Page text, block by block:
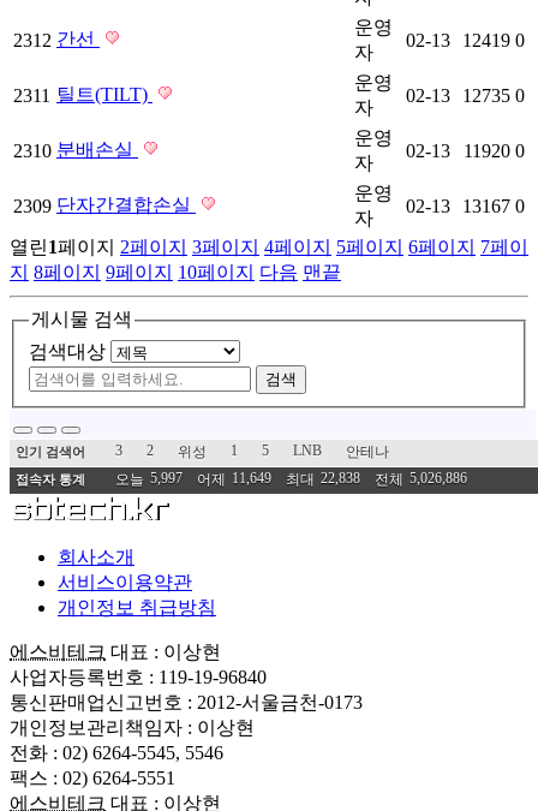
2312 간선
운영
자
02-13 12419 0
2311 틸트(TILT)
운영
자
02-13 12735 0
2310 분배손실
운영
자
02-13 11920 0
2309 단자간결합손실
운영
자
02-13 13167 0
열린1페이지 2페이지 3페이지 4페이지 5페이지 6페이지 7페이
지 8페이지 9페이지 10페이지 다음 맨끝
게시물 검색
검색대상
검색
인기 검색어 3 2 위성 1 5 LNB 안테나
접속자 통계 오늘 5,997 어제 11,649 최대 22,838 전체 5,026,886
회사소개
서비스이용약관
개인정보 취급방침
에스비테크 대표 : 이상현
사업자등록번호 : 119-19-96840
통신판매업신고번호 : 2012-서울금천-0173
개인정보관리책임자 : 이상현
전화 : 02) 6264-5545, 5546
팩스 : 02) 6264-5551
에스비테크 대표 : 이상현